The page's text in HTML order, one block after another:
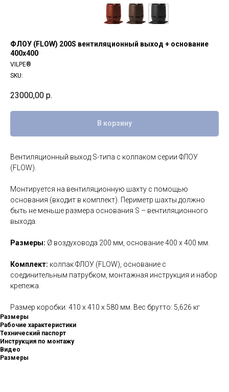
ФЛОУ (FLOW) 200S вентиляционный выход + основание
400x400
VILPE®
SKU:
23000,00 р.
В корзину
Вентиляционный выход S-типа с колпаком серии ФЛОУ
(FLOW).
Монтируется на вентиляционную шахту с помощью
основания (входит в комплект). Периметр шахты должно
быть не меньше размера основания S – вентиляционного
выхода.
Размеры: Ø воздуховода 200 мм, основание 400 х 400 мм.
Комплект: колпак ФЛОУ (FLOW), основание с
соединительным патрубком, монтажная инструкция и набор
крепежа.
Размер коробки: 410 х 410 х 580 мм. Вес брутто: 5,626 кг
Размеры
Рабочие характеристики
Технический паспорт
Инструкция по монтажу
Видео
Размеры